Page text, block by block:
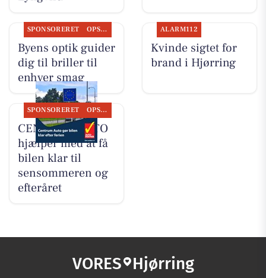
SPONSORERET OPSLAGSTAVLEN
Byens optik guider
dig til briller til
enhver smag
ALARM112
Kvinde sigtet for
brand i Hjørring
SPONSORERET OPSLAGSTAVLEN
CENTRUM AUTO
hjælper med at få
bilen klar til
sensommeren og
efteråret
VORES Hjørring